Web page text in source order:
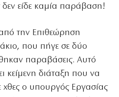
είδε καμία παράβαση!
την Επιθεώρηση
που πήγε σε δύο
παραβάσεις. Αυτό
κείμενη διάταξη που να
χθες ο υπουργός Εργασίας